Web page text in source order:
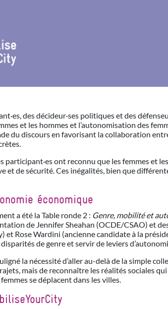
des décideur·ses politiques et des
et les hommes et l’autonomisation des
du discours en favorisant la collaboration
participant·es ont reconnu que les femmes et
et de sécurité. Ces inégalités, bien que
économique
a été la Table ronde 2 : Genre, mobilité et
de Jennifer Sheahan (OCDE/CSAO) et
Rose Wardini (ancienne candidate à la
de genre et servir de leviers
la nécessité d’aller au-delà de la simple
mais de reconnaître les réalités sociales
se déplacent dans les villes.